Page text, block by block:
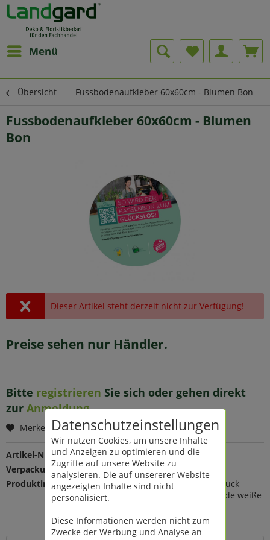
Menü
Übersicht Fussbodenaufkleber 60x60cm - Blumen Bon
Fussbodenaufkleber 60x60cm - Blumen
Bon
Dieser Artikel steht derzeit nicht zur Verfügung!
Preise sehen nur Händler.
Bitte registrieren Sie sich oder gehen direkt
zur Anmeldung.
Merken
Artikel-Nr.:
200304
Verpackungseinheit:
1 St
Produktinfo:
120µ hochwertiger Qualitätsdruck
R9-zertifizierte rutschhemmende weiße
glatte Untergründe
Datenschutzeinstellungen
Wir nutzen Cookies, um unsere Inhalte
und Anzeigen zu optimieren und die
Zugriffe auf unsere Website zu
analysieren. Die auf unsererer Website
angezeigten Inhalte sind nicht
personalisiert.
Diese Informationen werden nicht zum
Zwecke der Werbung und Analyse an